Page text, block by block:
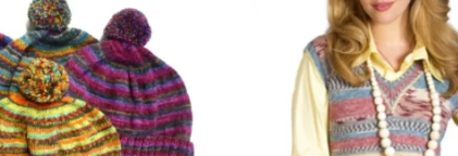
Den
här
produkten
har
flera
varianter.
Den
här
har
flera
varianter.